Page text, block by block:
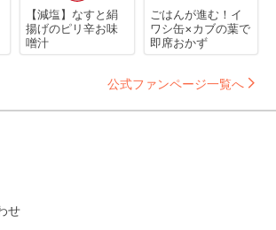
【減塩】なすと絹
揚げのピリ辛お味
噌汁
ごはんが進む！イ
ワシ缶×カブの葉で
即席おかず
公式ファンページ一覧へ
せ